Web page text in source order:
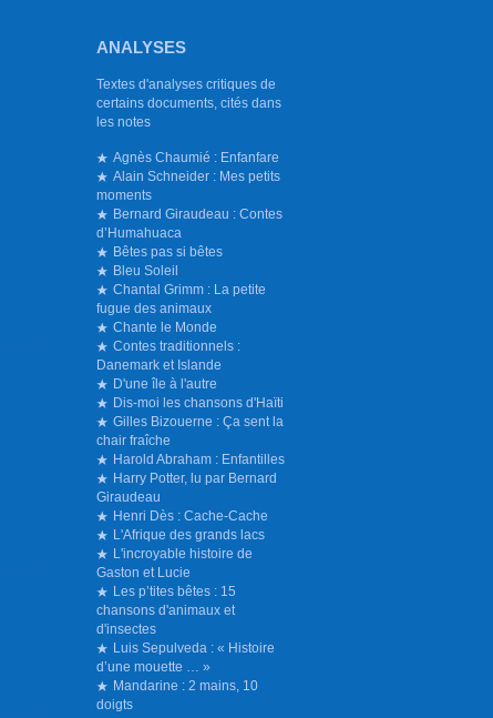
ANALYSES
Textes d'analyses critiques de
certains documents, cités dans
les notes
Agnès Chaumié : Enfanfare
Alain Schneider : Mes petits
moments
Bernard Giraudeau : Contes
d’Humahuaca
Bêtes pas si bêtes
Bleu Soleil
Chantal Grimm : La petite
fugue des animaux
Chante le Monde
Contes traditionnels :
Danemark et Islande
D'une île à l'autre
Dis-moi les chansons d'Haïti
Gilles Bizouerne : Ça sent la
chair fraîche
Harold Abraham : Enfantilles
Harry Potter, lu par Bernard
Giraudeau
Henri Dès : Cache-Cache
L'Afrique des grands lacs
L'incroyable histoire de
Gaston et Lucie
Les p’tites bêtes : 15
chansons d'animaux et
d'insectes
Luis Sepulveda : « Histoire
d’une mouette … »
Mandarine : 2 mains, 10
doigts